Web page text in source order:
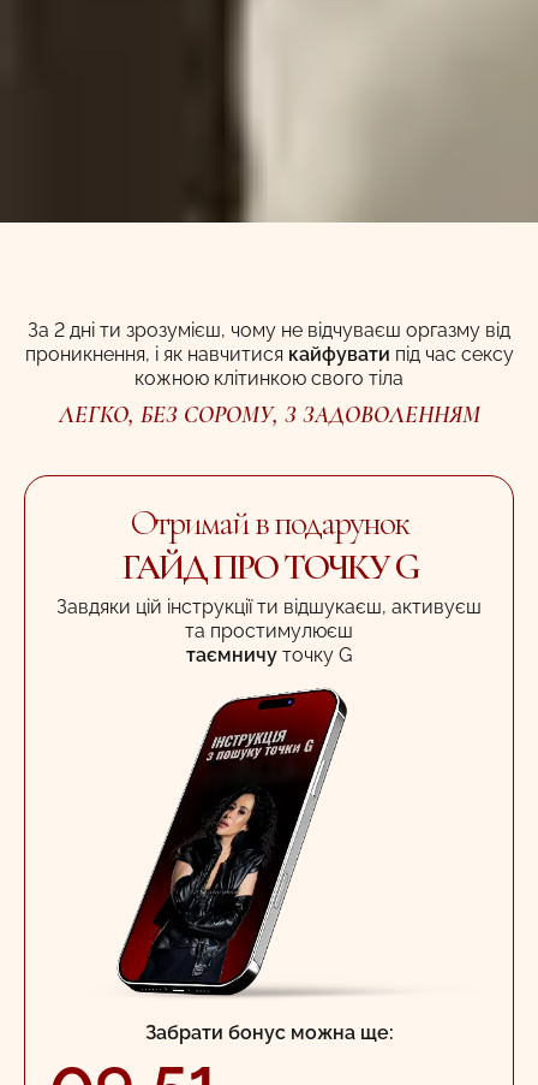
За 2 дні ти зрозумієш, чому не відчуваєш оргазму від
проникнення, і як навчитися кайфувати під час сексу
кожною клітинкою свого тіла
ЛЕГКО, БЕЗ СОРОМУ, З ЗАДОВОЛЕННЯМ
Отримай в подарунок
ГАЙД ПРО ТОЧКУ G
Завдяки цій інструкції ти відшукаєш, активуєш
та простимулюєш
таємничу точку G
Забрати бонус можна ще: